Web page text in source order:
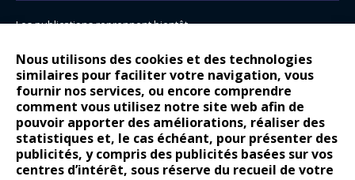
Nous utilisons des cookies et des technologies
similaires pour faciliter votre navigation, vous
fournir nos services, ou encore comprendre
comment vous utilisez notre site web afin de
pouvoir apporter des améliorations, réaliser des
statistiques et, le cas échéant, pour présenter des
publicités, y compris des publicités basées sur vos
centres d’intérêt, sous réserve du recueil de votre
Les publications reprennent bientôt…
14 juillet : nouveau film de marque pour Citroën
Renault Espace : voyage, voyage…
Peugeot E-208 GTi : naissance d’une légende
COMMENTAIRES RÉCENTS